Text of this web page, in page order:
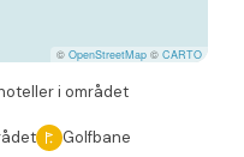
© OpenStreetMap © CARTO
i området
Golfbane